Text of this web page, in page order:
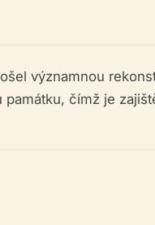
významnou
čímž je